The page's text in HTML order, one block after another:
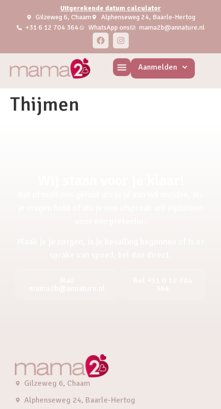
Uitgerekende datum calculator
Gilzeweg 6, Chaam
Alphenseweg 24, Baarle-Hertog
+31 6 12 704 364
WhatsApp ons mama2b@annature.nl
Aanmelden
Thijmen
Gilzeweg 6, Chaam
Alphenseweg 24, Baarle-Hertog